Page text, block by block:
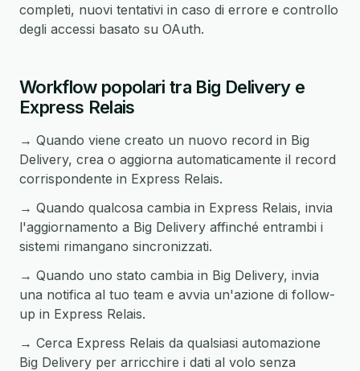
completi, nuovi tentativi in caso di errore e controllo
degli accessi basato su OAuth.
Workflow popolari tra Big Delivery e
Express Relais
→ Quando viene creato un nuovo record in Big
Delivery, crea o aggiorna automaticamente il record
corrispondente in Express Relais.
→ Quando qualcosa cambia in Express Relais, invia
l'aggiornamento a Big Delivery affinché entrambi i
sistemi rimangano sincronizzati.
→ Quando uno stato cambia in Big Delivery, invia
una notifica al tuo team e avvia un'azione di follow-
up in Express Relais.
→ Cerca Express Relais da qualsiasi automazione
Big Delivery per arricchire i dati al volo senza